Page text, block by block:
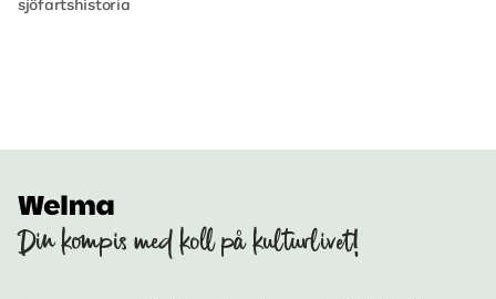
sjöfartshistoria
Din kompis med koll på kulturlivet!